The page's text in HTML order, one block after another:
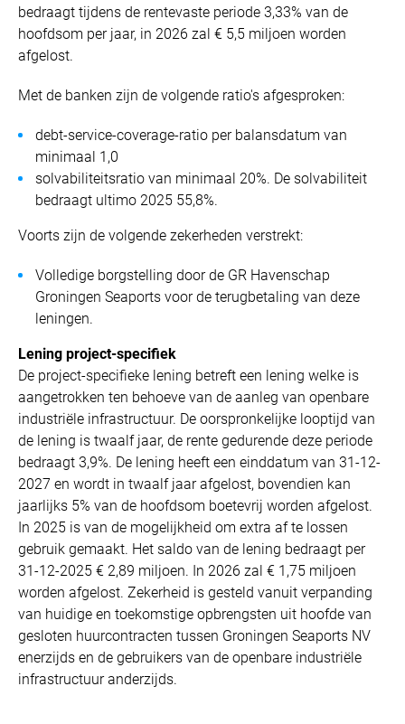
bedraagt tijdens de rentevaste periode 3,33% van de
hoofdsom per jaar, in 2026 zal € 5,5 miljoen worden
afgelost.
Met de banken zijn de volgende ratio's afgesproken:
debt-service-coverage-ratio per balansdatum van
minimaal 1,0
solvabiliteitsratio van minimaal 20%. De solvabiliteit
bedraagt ultimo 2025 55,8%.
Voorts zijn de volgende zekerheden verstrekt:
Volledige borgstelling door de GR Havenschap
Groningen Seaports voor de terugbetaling van deze
leningen.
Lening project-specifiek
De project-specifieke lening betreft een lening welke is
aangetrokken ten behoeve van de aanleg van openbare
industriële infrastructuur. De oorspronkelijke looptijd van
de lening is twaalf jaar, de rente gedurende deze periode
bedraagt 3,9%. De lening heeft een einddatum van 31-12-
2027 en wordt in twaalf jaar afgelost, bovendien kan
jaarlijks 5% van de hoofdsom boetevrij worden afgelost.
In 2025 is van de mogelijkheid om extra af te lossen
gebruik gemaakt. Het saldo van de lening bedraagt per
31-12-2025 € 2,89 miljoen. In 2026 zal € 1,75 miljoen
worden afgelost. Zekerheid is gesteld vanuit verpanding
van huidige en toekomstige opbrengsten uit hoofde van
gesloten huurcontracten tussen Groningen Seaports NV
enerzijds en de gebruikers van de openbare industriële
infrastructuur anderzijds.